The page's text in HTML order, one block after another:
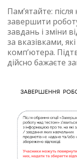
Пам’ятайте:
завершити
завдань і зміни
за вказівками,
комп’ютера.
дійсно бажаєте